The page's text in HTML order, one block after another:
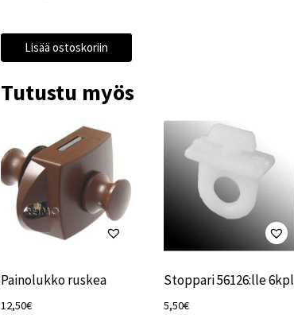
Lisää ostoskoriin
Tutustu myös
Painolukko ruskea
12,50€
Stoppari 56126:lle 6kpl
5,50€